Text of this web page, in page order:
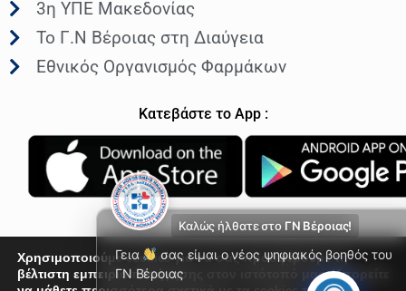
3η ΥΠΕ Μακεδονίας
Το Γ.Ν Βέροιας στη Διαύγεια
Εθνικός Οργανισμός Φαρμάκων
Κατεβάστε το App :
Καλώς ήλθατε στο ΓΝ Βέροιας!
Γεια
σας είμαι ο νέος ψηφιακός βοηθός του
ΓΝ Βέροιας
Χρησιμοποιούμε cookies για να σας προσφέρουμε τη
βέλτιστη εμπειρία πλοήγησης στον ιστότοπό μας. Μπορείτε